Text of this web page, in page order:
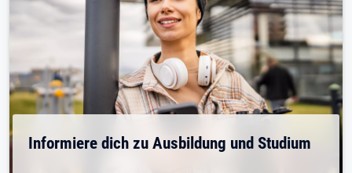
Informiere dich zu Ausbildung und Studium